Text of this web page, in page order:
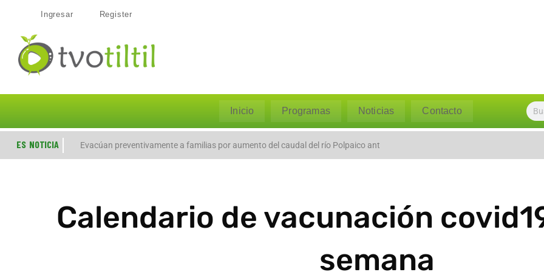
Ingresar Register
Inicio Programas Noticias Contacto
ES NOTICIA Evacúan preventivamente a familias por aumento del caudal del río Polpaico ant
Calendario de vacunación
semana